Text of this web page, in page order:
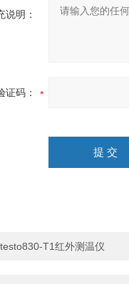
说明：
证码：
testo830-T1红外测温仪